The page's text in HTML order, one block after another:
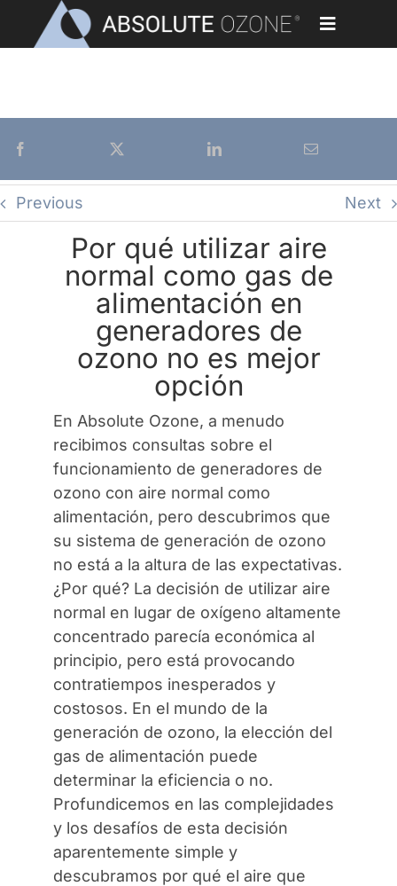
content
Toggle
Generadores de Ozono
Nuestros Clientes
Contáctenos
Previous Next
Por qué utilizar aire
normal como gas de
alimentación en
generadores de
ozono no es mejor
opción
En Absolute Ozone, a menudo
recibimos consultas sobre el
funcionamiento de generadores de
ozono con aire normal como
alimentación, pero descubrimos que
su sistema de generación de ozono
no está a la altura de las expectativas.
¿Por qué? La decisión de utilizar aire
normal en lugar de oxígeno altamente
concentrado parecía económica al
principio, pero está provocando
contratiempos inesperados y
costosos. En el mundo de la
generación de ozono, la elección del
gas de alimentación puede
determinar la eficiencia o no.
Profundicemos en las complejidades
y los desafíos de esta decisión
aparentemente simple y
descubramos por qué el aire que